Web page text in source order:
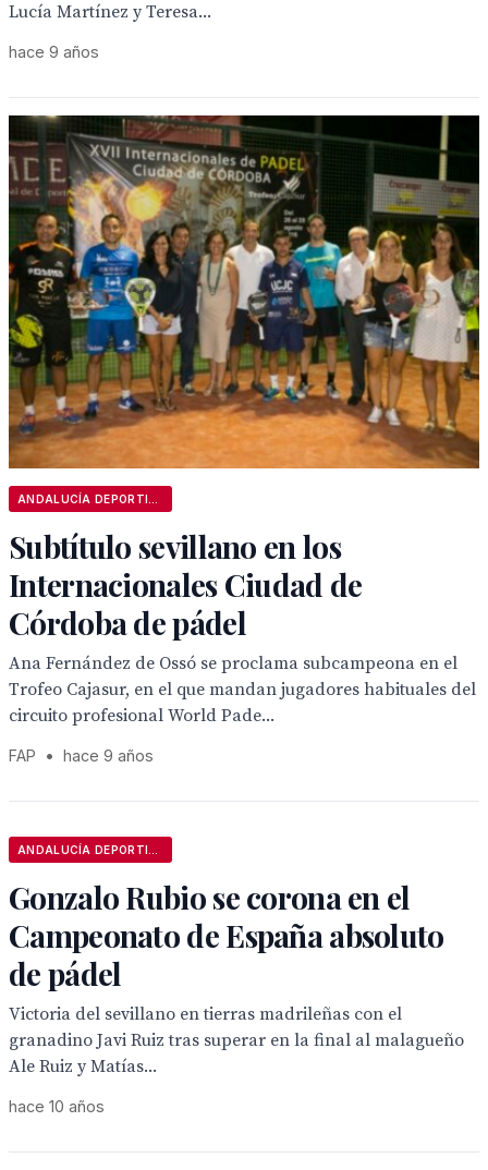
Lucía Martínez y Teresa...
hace 9 años
Subtítulo sevillano en los
Internacionales Ciudad de
Córdoba de pádel
Ana Fernández de Ossó se proclama subcampeona en el
Trofeo Cajasur, en el que mandan jugadores habituales del
circuito profesional World Pade...
FAP • hace 9 años
Gonzalo Rubio se corona en el
Campeonato de España absoluto
de pádel
Victoria del sevillano en tierras madrileñas con el
granadino Javi Ruiz tras superar en la final al malagueño
Ale Ruiz y Matías...
hace 10 años